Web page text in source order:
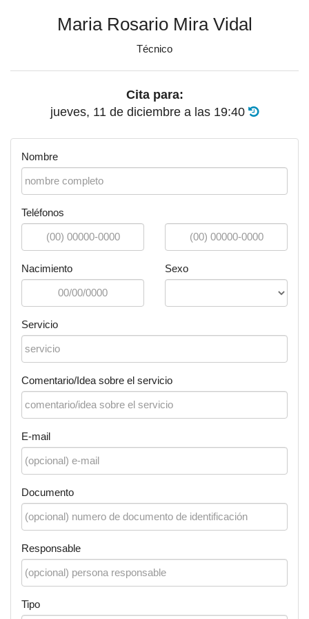
Maria Rosario Mira Vidal
Técnico
Cita para:
jueves, 11 de diciembre a las 19:40
Nombre
Teléfonos
Nacimiento Sexo
Servicio
Comentario/Idea sobre el servicio
E-mail
Documento
Responsable
Tipo